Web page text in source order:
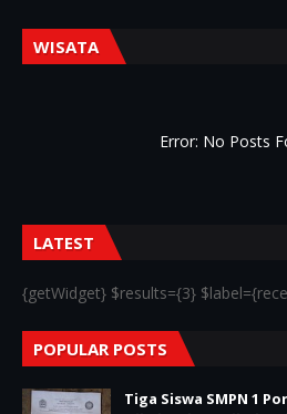
WISATA
Error: No Posts
LATEST
{getWidget} $results={3}
POPULAR POSTS
Tiga Siswa SMPN 1